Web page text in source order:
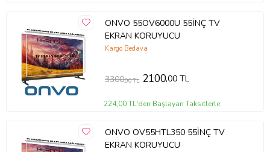
ONVO 55OV6000U 55İNÇ TV
EKRAN KORUYUCU
Kargo Bedava
3300,00 TL 2100,00 TL
224,00 TL'den Başlayan Taksitlerle
ONVO OV55HTL350 55İNÇ TV
EKRAN KORUYUCU